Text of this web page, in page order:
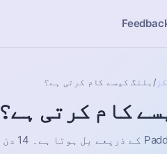
/ بلنگ کیسے کام کرتی ہے؟
کام کرتی ہے؟